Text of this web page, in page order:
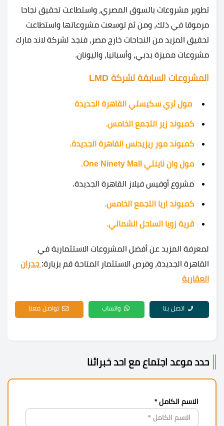
تطوير مشروعات بالسوق المصري، واستطاعت تحقيق نجاحا
مرموقا في ذلك، ومن ثم توسعت مشروعاتها واستطاعت
تحقيق المزيد من النجاحات خارج مصر، فنجد لشركة لاند مارك
مشروعات مميزة بدبي، وأسبانيا، واليونان.
المشروعات السابقة لشركة LMD
مول ثري سكيستي القاهرة الجديدة
كمبوند زير التجمع الخامس.
كمبوند مور ريزيدنس القاهرة الجديدة.
مول وان ناينتي One Ninety Mall.
مشروع أوفيس فيلاز القاهرة الجديدة.
كمبوند اريا التجمع الخامس.
قرية زويا الساحل الشمالي.
لمعرفة المزيد عن أفضل المشروعات الاستثمارية في
القاهرة الجديدة، وفرص الاستثمار المتاحة قم بزيارة: جدران
العقارية
اتصل بنا واتساب تواصل معنا
حدد موعد اجتماع مع احد خبرائنا
الاسم الكامل *